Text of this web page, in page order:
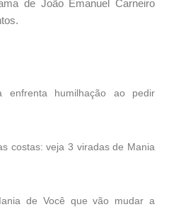
de João Emanuel Carneiro
enfrenta humilhação ao pedir
costas: veja 3 viradas de Mania
de Você que vão mudar a